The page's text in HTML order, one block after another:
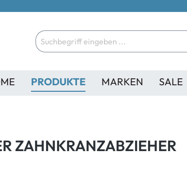
PRODUKTE MARKEN SALE
ZAHNKRANZABZIEHER